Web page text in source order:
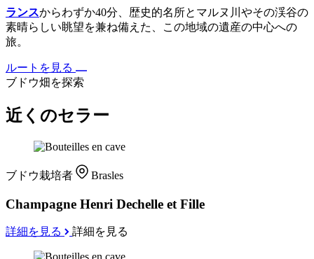
ランスからわずか40分、歴史的名所とマルヌ川やその渓谷の
素晴らしい眺望を兼ね備えた、この地域の遺産の中心への
旅。
ルートを見る
ブドウ畑を探索
近くのセラー
ブドウ栽培者 Brasles
Champagne Henri Dechelle et Fille
詳細を見る 詳細を見る